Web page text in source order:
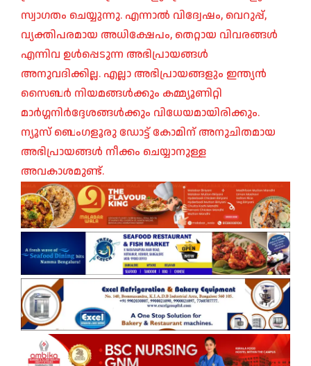
സ്വാഗതം ചെയ്യുന്നു. എന്നാൽ വിദ്വേഷം, വെറുപ്പ്,
വ്യക്തിപരമായ അധിക്ഷേപം, തെറ്റായ വിവരങ്ങൾ
എന്നിവ ഉൾപ്പെടുന്ന അഭിപ്രായങ്ങൾ
അനുവദിക്കില്ല. എല്ലാ അഭിപ്രായങ്ങളും ഇന്ത്യൻ
സൈബർ നിയമങ്ങൾക്കും കമ്മ്യൂണിറ്റി
മാർഗ്ഗനിർദ്ദേശങ്ങൾക്കും വിധേയമായിരിക്കും.
ന്യൂസ് ബെംഗളൂരു ഡോട്ട് കോമിന് അനുചിതമായ
അഭിപ്രായങ്ങൾ നീക്കം ചെയ്യാനുള്ള
അവകാശമുണ്ട്.